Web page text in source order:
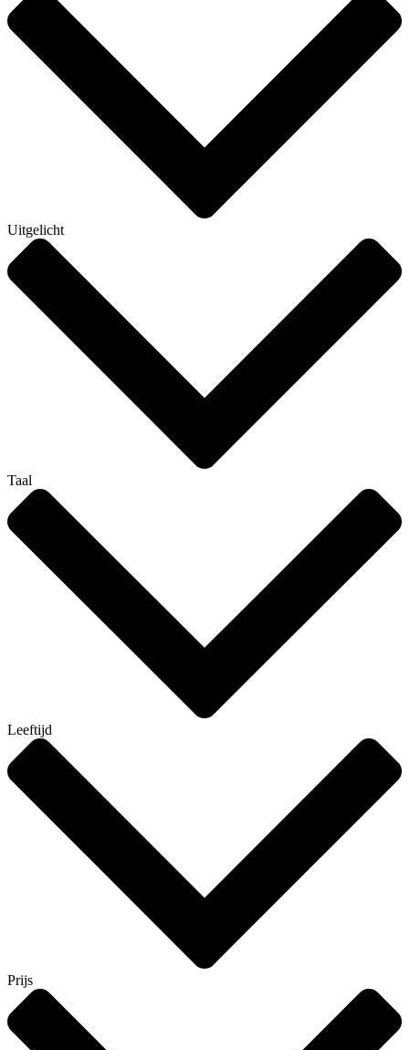
Uitgelicht
Taal
Leeftijd
Prijs